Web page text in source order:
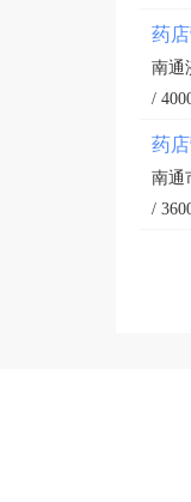
药
南通
/
药
南通
/